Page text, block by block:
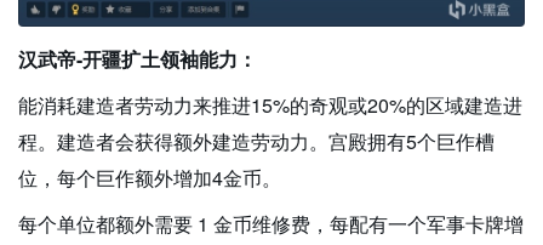
汉武帝-开疆扩土领袖能力：
能消耗建造者劳动力来推进15%的奇观或20%的区域建造进
程。建造者会获得额外建造劳动力。宫殿拥有5个巨作槽
位，每个巨作额外增加4金币。
每个单位都额外需要 1 金币维修费，每配有一个军事卡牌增